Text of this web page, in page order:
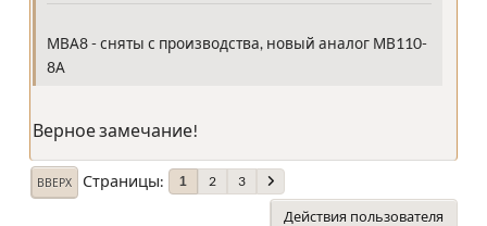
МВА8 - сняты с производства, новый аналог МВ110-
8А
Верное замечание!
ВВЕРХ Страницы 1 2 3
Действия пользователя